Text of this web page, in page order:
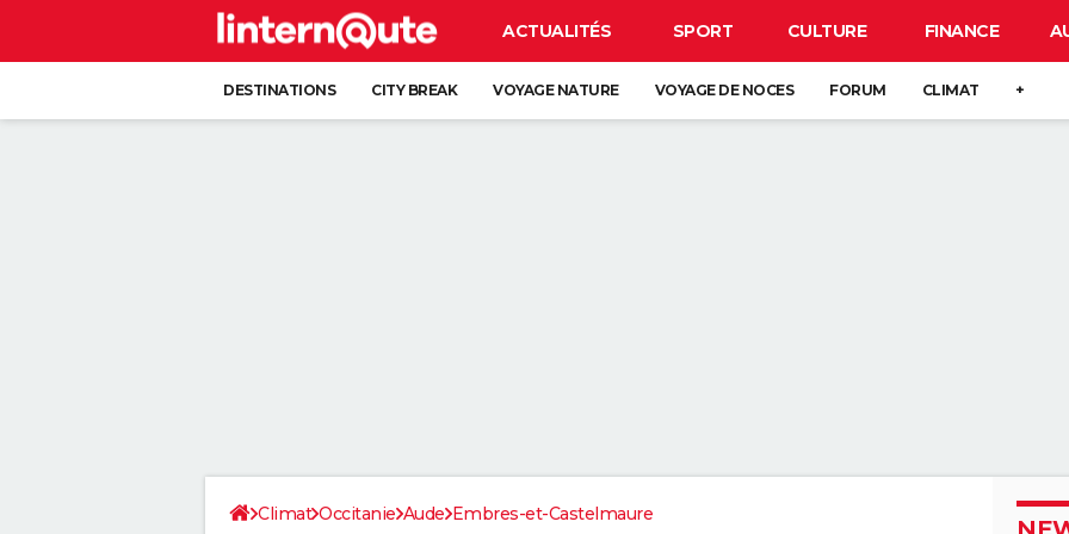
ACTUALITÉS SPORT CULTURE FINANCE
DESTINATIONS CITY BREAK VOYAGE NATURE VOYAGE DE NOCES FORUM CLIMAT +
Climat Occitanie Aude Embres-et-Castelmaure